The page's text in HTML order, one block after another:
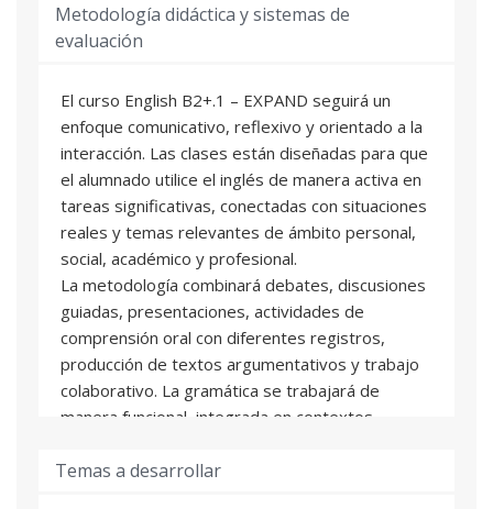
Metodología didáctica y sistemas de
evaluación
El curso English B2+.1 – EXPAND seguirá un
enfoque comunicativo, reflexivo y orientado a la
interacción. Las clases están diseñadas para que
el alumnado utilice el inglés de manera activa en
tareas significativas, conectadas con situaciones
reales y temas relevantes de ámbito personal,
social, académico y profesional.
La metodología combinará debates, discusiones
guiadas, presentaciones, actividades de
comprensión oral con diferentes registros,
producción de textos argumentativos y trabajo
colaborativo. La gramática se trabajará de
manera funcional, integrada en contextos
Temas a desarrollar